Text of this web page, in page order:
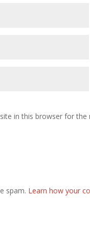
in this browser for
spam. Learn how your